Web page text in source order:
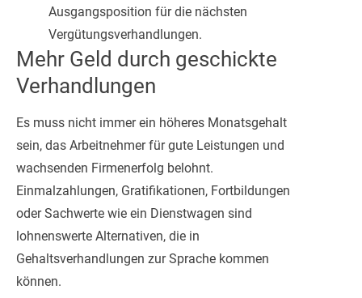
Ausgangsposition für die nächsten
Vergütungsverhandlungen.
Mehr Geld durch geschickte
Verhandlungen
Es muss nicht immer ein höheres Monatsgehalt
sein, das Arbeitnehmer für gute Leistungen und
wachsenden Firmenerfolg belohnt.
Einmalzahlungen, Gratifikationen, Fortbildungen
oder Sachwerte wie ein Dienstwagen sind
lohnenswerte Alternativen, die in
Gehaltsverhandlungen zur Sprache kommen
können.